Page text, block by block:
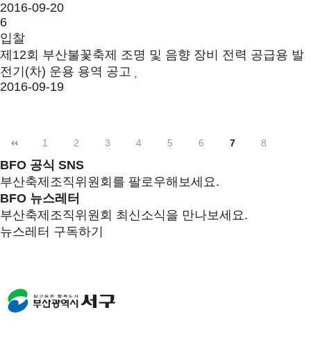
2016-09-20
6
입찰
제12회 부산불꽃축제 조명 및 음향 장비 전력 공급용 발
전기(차) 운용 용역 공고
2016-09-19
1 2 3 4 5 6 7 8
BFO 공식 SNS
부산축제조직위원회를 팔로우해보세요.
BFO 뉴스레터
부산축제조직위원회 최신소식을 만나보세요.
뉴스레터 구독하기